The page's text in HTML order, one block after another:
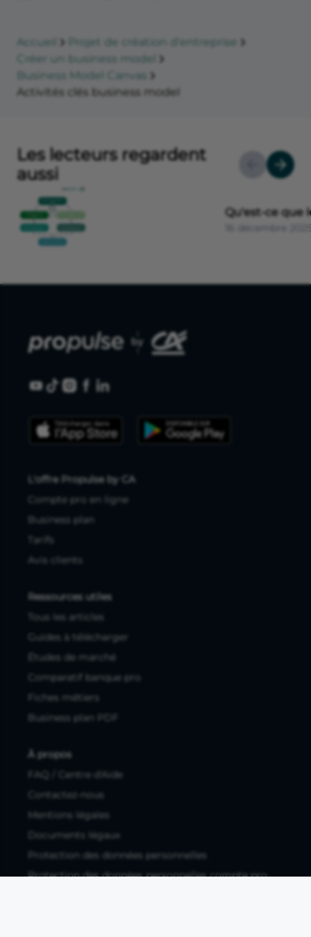
Accueil
Projet de création d'entreprise
Créer un business model
Business Model Canvas
Activités clés business model
Les lecteurs regardent
aussi
Qu'est-ce que
16 décembre
L'offre Propulse by CA
Compte pro en ligne
Business plan
Tarifs
Avis clients
Ressources utiles
Tous les articles
Guides à télécharger
Études de marché
Comparatif banque pro
Fiches métiers
Business plan PDF
À propos
FAQ / Centre d'Aide
Contactez-nous
Mentions légales
Documents légaux
Protection des données personnelles
Protection des données personnelles compte pro